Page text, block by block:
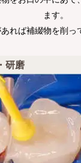
ます。
れば補綴物を削っ
研磨